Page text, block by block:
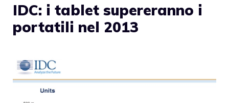
IDC: i tablet supereranno i
portatili nel 2013